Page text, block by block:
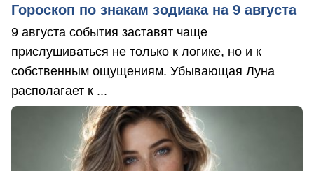
Гороскоп по знакам зодиака на 9 августа
9 августа события заставят чаще
прислушиваться не только к логике, но и к
собственным ощущениям. Убывающая Луна
располагает к ...